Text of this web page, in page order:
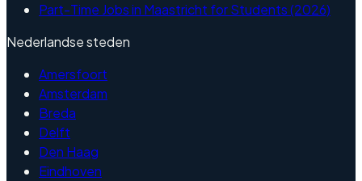
Part-Time Jobs in Maastricht for Students (2026)
Nederlandse steden
Amersfoort
Amsterdam
Breda
Delft
Den Haag
Eindhoven